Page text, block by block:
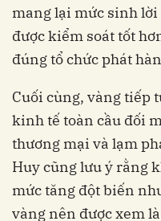
mang lại mức sinh
được kiểm soát tốt
đúng tổ chức phát
Cuối cùng, vàng tiếp
kinh tế toàn cầu đối
thương mại và lạm
Huy cũng lưu ý rằng
mức tăng đột biến
vàng nên được xem